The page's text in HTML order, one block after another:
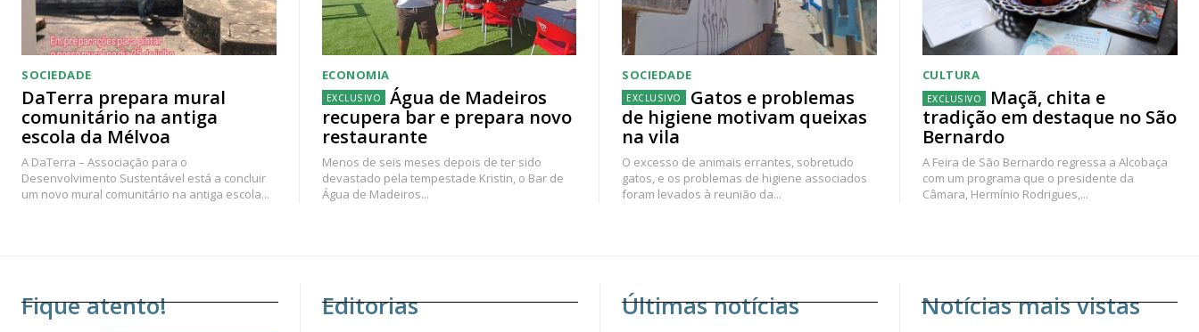
SOCIEDADE
DaTerra prepara mural
comunitário na antiga
escola da Mélvoa
A DaTerra – Associação para o
Desenvolvimento Sustentável está a concluir
um novo mural comunitário na antiga escola...
ECONOMIA
Água de Madeiros
recupera bar e prepara novo
restaurante
Menos de seis meses depois de ter sido
devastado pela tempestade Kristin, o Bar de
Água de Madeiros...
SOCIEDADE
Gatos e problemas
de higiene motivam queixas
na vila
O excesso de animais errantes, sobretudo
gatos, e os problemas de higiene associados
foram levados à reunião da...
CULTURA
Maçã, chita e
tradição em destaque no São
Bernardo
A Feira de São Bernardo regressa a Alcobaça
com um programa que o presidente da
Câmara, Hermínio Rodrigues,...
Fique atento! Editorias Últimas notícias Notícias mais vistas